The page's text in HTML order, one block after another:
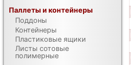
Паллеты и контейнеры
Поддоны
Контейнеры
Пластиковые ящики
Листы сотовые
полимерные